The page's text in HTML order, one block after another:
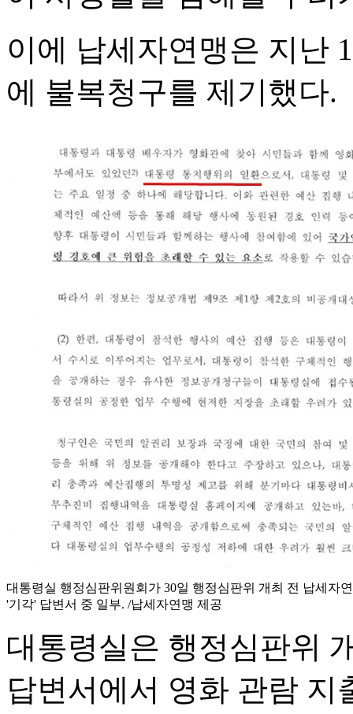
이에 납세자연맹은 지난
에 불복청구를 제기했다.
대통령실 행정심판위원회가 30일 행정심판위 개최 전 납세자
'기각' 답변서 중 일부. /납세자연맹 제공
대통령실은 행정심판위
답변서에서 영화 관람